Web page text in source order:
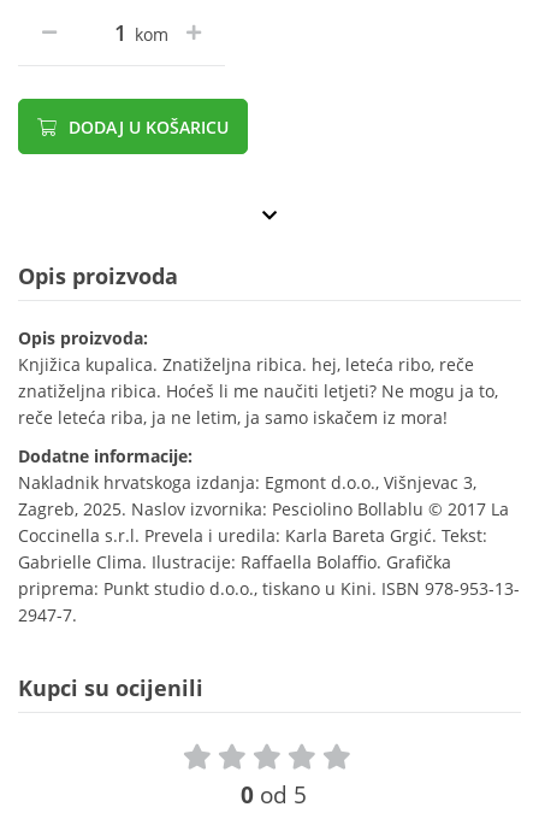
kom
DODAJ U KOŠARICU
Opis proizvoda
Opis proizvoda:
Knjižica kupalica. Znatiželjna ribica. hej, leteća ribo, reče
znatiželjna ribica. Hoćeš li me naučiti letjeti? Ne mogu ja to,
reče leteća riba, ja ne letim, ja samo iskačem iz mora!
Dodatne informacije:
Nakladnik hrvatskoga izdanja: Egmont d.o.o., Višnjevac 3,
Zagreb, 2025. Naslov izvornika: Pesciolino Bollablu © 2017 La
Coccinella s.r.l. Prevela i uredila: Karla Bareta Grgić. Tekst:
Gabrielle Clima. Ilustracije: Raffaella Bolaffio. Grafička
priprema: Punkt studio d.o.o., tiskano u Kini. ISBN 978-953-13-
2947-7.
Kupci su ocijenili
0 od 5